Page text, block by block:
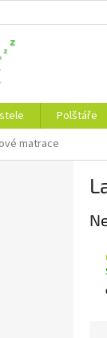
Polštáře
matrace